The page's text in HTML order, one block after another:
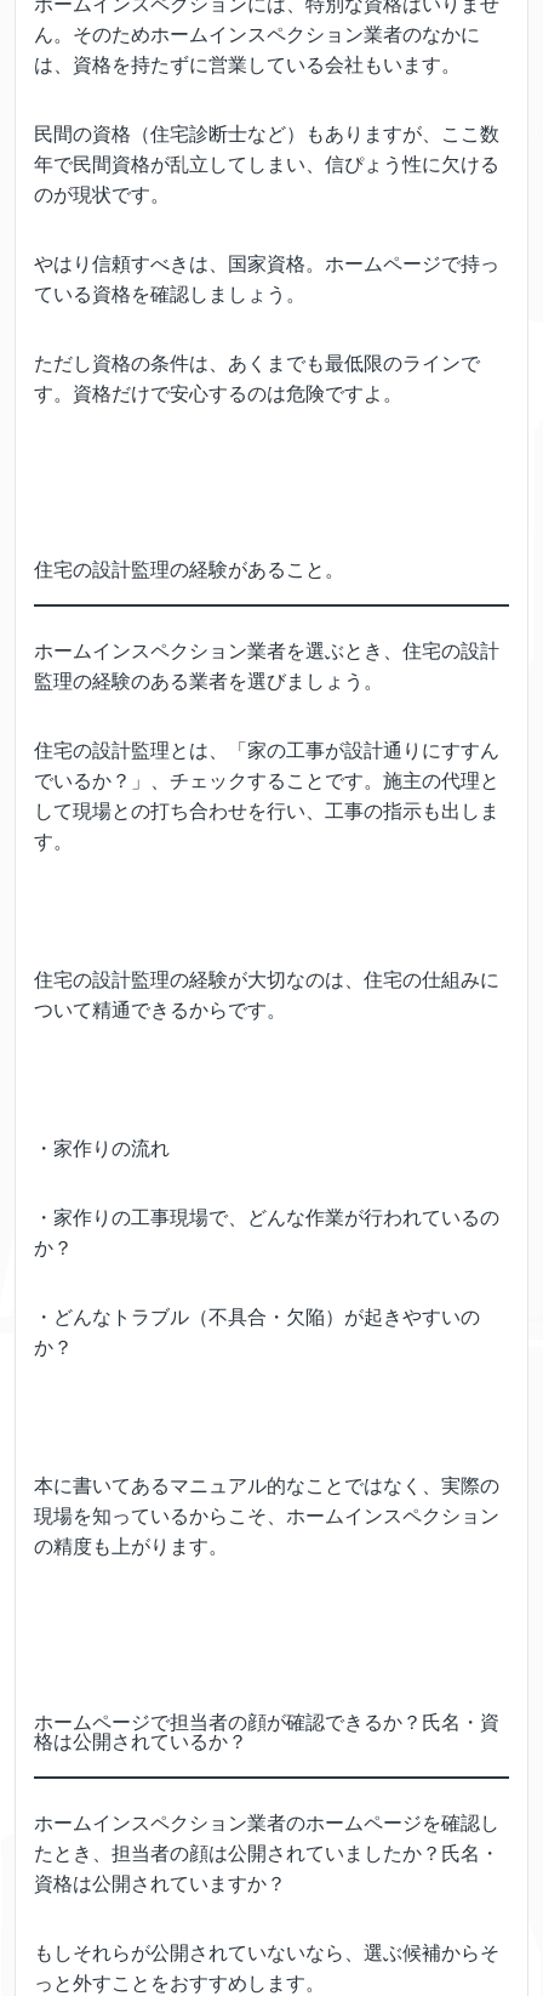
ホームインスペクションには、特別な資格はいりませ
ん。そのためホームインスペクション業者のなかに
は、資格を持たずに営業している会社もいます。
民間の資格（住宅診断士など）もありますが、ここ数
年で民間資格が乱立してしまい、信ぴょう性に欠ける
のが現状です。
やはり信頼すべきは、国家資格。ホームページで持っ
ている資格を確認しましょう。
ただし資格の条件は、あくまでも最低限のラインで
す。資格だけで安心するのは危険ですよ。
住宅の設計監理の経験があること。
ホームインスペクション業者を選ぶとき、住宅の設計
監理の経験のある業者を選びましょう。
住宅の設計監理とは、「家の工事が設計通りにすすん
でいるか？」、チェックすることです。施主の代理と
して現場との打ち合わせを行い、工事の指示も出しま
す。
住宅の設計監理の経験が大切なのは、住宅の仕組みに
ついて精通できるからです。
・家作りの流れ
・家作りの工事現場で、どんな作業が行われているの
か？
・どんなトラブル（不具合・欠陥）が起きやすいの
か？
本に書いてあるマニュアル的なことではなく、実際の
現場を知っているからこそ、ホームインスペクション
の精度も上がります。
ホームページで担当者の顔が確認できるか？氏名・資
格は公開されているか？
ホームインスペクション業者のホームページを確認し
たとき、担当者の顔は公開されていましたか？氏名・
資格は公開されていますか？
もしそれらが公開されていないなら、選ぶ候補からそ
っと外すことをおすすめします。